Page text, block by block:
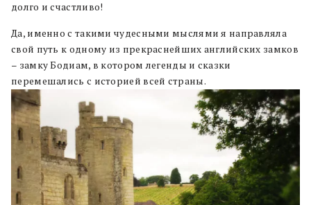
долго и счастливо!
Да, именно с такими чудесными мыслями я направляла
свой путь к одному из прекраснейших английских замков
– замку Бодиам, в котором легенды и сказки
перемешались с историей всей страны.